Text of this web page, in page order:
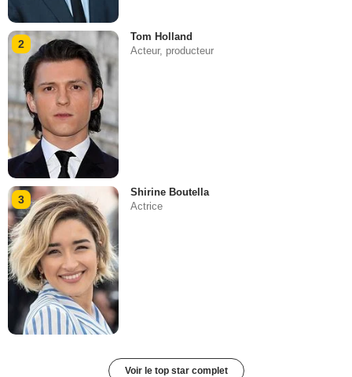
2
Tom Holland
Acteur, producteur
3
Shirine Boutella
Actrice
Voir le top star complet